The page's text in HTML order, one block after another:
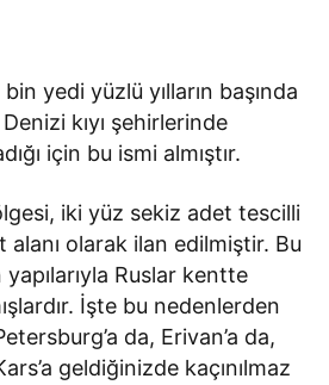
yedi yüzlü yılların başında
Denizi kıyı şehirlerinde
için bu ismi almıştır.
iki yüz sekiz adet tescilli
alanı olarak ilan edilmiştir. Bu
Ruslar kentte
İşte bu nedenlerden
da, Erivan’a da,
geldiğinizde kaçınılmaz